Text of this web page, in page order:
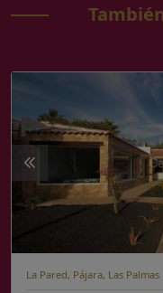
La Pared, Pájara, Las Palmas